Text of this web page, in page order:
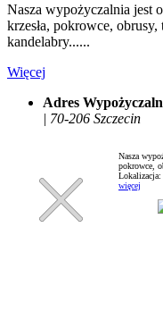
Nasza wypożyczalnia jest
krzesła, pokrowce,
kandelabry......
Więcej
Adres
| 70-206 Szczecin
Nasza
pokrowce,
Lokalizacja:
więcej